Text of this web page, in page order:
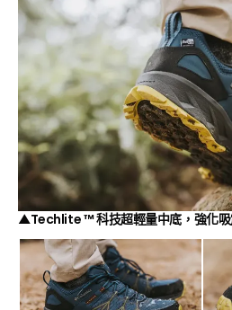
▲Techlite ™ 科技超輕量中底，強化吸